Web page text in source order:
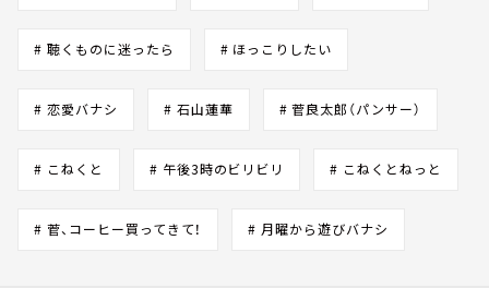
# 聴くものに迷ったら # ほっこりしたい
# 恋愛バナシ # 石山蓮華 # 菅良太郎（パンサー）
# こねくと # 午後3時のビリビリ # こねくとねっと
# 菅、コーヒー買ってきて！ # 月曜から遊びバナシ